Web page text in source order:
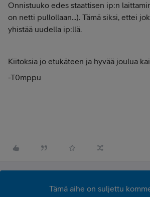
Onnistuuko edes staattisen ip:n
on netti pullollaan...). Tämä siksi, ettei
yhistää uudella ip:llä.
Kiitoksia jo etukäteen ja hyvää joulua
-T0mppu
Tämä aihe on suljettu